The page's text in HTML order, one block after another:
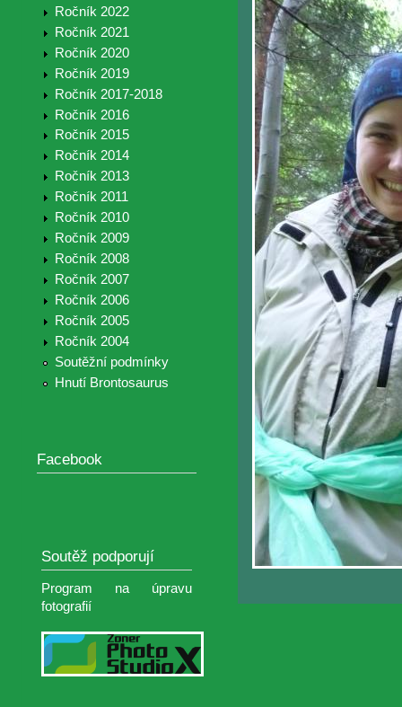
Ročník 2022
Ročník 2021
Ročník 2020
Ročník 2019
Ročník 2017-2018
Ročník 2016
Ročník 2015
Ročník 2014
Ročník 2013
Ročník 2011
Ročník 2010
Ročník 2009
Ročník 2008
Ročník 2007
Ročník 2006
Ročník 2005
Ročník 2004
Soutěžní podmínky
Hnutí Brontosaurus
Facebook
Soutěž podporují
Program na úpravu
fotografií